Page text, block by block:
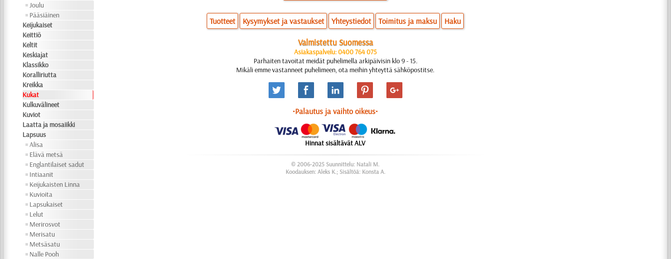
Joulu
Pääsiäinen
Keijukaiset
Keittiö
Keltit
Keskiajat
Klassikko
Koralliriutta
Kreikka
Kukat
Kulkuvälineet
Kuviot
Laatta ja mosaiikki
Lapsuus
Alisa
Elävä metsä
Englantilaiset sadut
Intiaanit
Keijukaisten Linna
Kuvioita
Lapsukaiset
Lelut
Merirosvot
Merisatu
Metsäsatu
Nalle Pooh
Tuotteet Kysymykset ja vastaukset Yhteystiedot Toimitus ja maksu Haku
Valmistettu Suomessa
Asiakaspalvelu: 0400 764 075
Parhaiten tavoitat meidät puhelimella arkipäivisin klo 9 - 15.
Mikäli emme vastanneet puhelimeen, ota meihin yhteyttä sähköpostitse.
•Palautus ja vaihto oikeus•
Hinnat sisältävät ALV
© 2006-2025 Suunnittelu: Natali M.
Koodauksen: Aleks K.; Sisältöä: Konsta A.